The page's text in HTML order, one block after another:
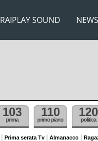
RAIPLAY SOUND NEWS
103
prima
110
primo piano
120
politica
Prima serata Tv Almanacco